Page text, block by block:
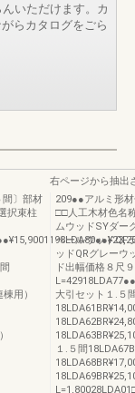
いただけます。カ
らカタログをごら
間〕部材
択束柱
用）
右ページから抽出
209●●アルミ形
□□人工木材色名
ムウッドSYダー
ペールウッドQF
ッドQRグレーウ
ド出幅価格８尺
大引セット１.５
１.５間